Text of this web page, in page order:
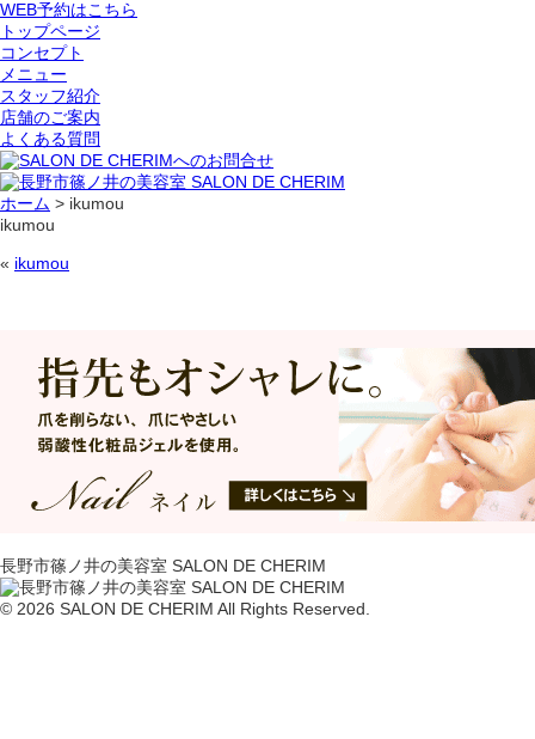
WEB予約はこちら
トップページ
コンセプト
メニュー
スタッフ紹介
店舗のご案内
よくある質問
ホーム > ikumou
ikumou
« ikumou
長野市篠ノ井の美容室 SALON DE CHERIM
© 2026 SALON DE CHERIM All Rights Reserved.